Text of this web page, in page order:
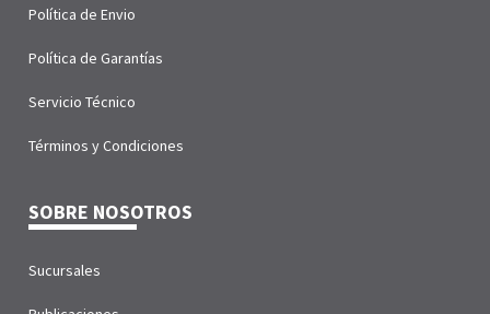
Política de Envio
Política de Garantías
Servicio Técnico
Términos y Condiciones
SOBRE NOSOTROS
Sucursales